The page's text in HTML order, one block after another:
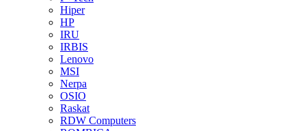
Hiper
HP
IRU
IRBIS
Lenovo
MSI
Nerpa
OSIO
Raskat
RDW Computers